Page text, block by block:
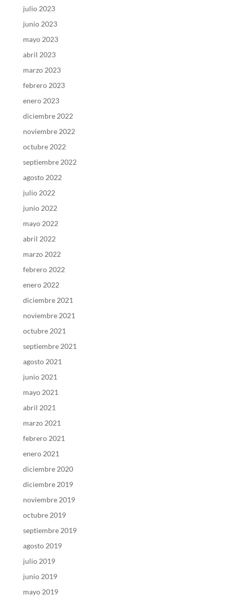
julio 2023
junio 2023
mayo 2023
abril 2023
marzo 2023
febrero 2023
enero 2023
diciembre 2022
noviembre 2022
octubre 2022
septiembre 2022
agosto 2022
julio 2022
junio 2022
mayo 2022
abril 2022
marzo 2022
febrero 2022
enero 2022
diciembre 2021
noviembre 2021
octubre 2021
septiembre 2021
agosto 2021
junio 2021
mayo 2021
abril 2021
marzo 2021
febrero 2021
enero 2021
diciembre 2020
diciembre 2019
noviembre 2019
octubre 2019
septiembre 2019
agosto 2019
julio 2019
junio 2019
mayo 2019